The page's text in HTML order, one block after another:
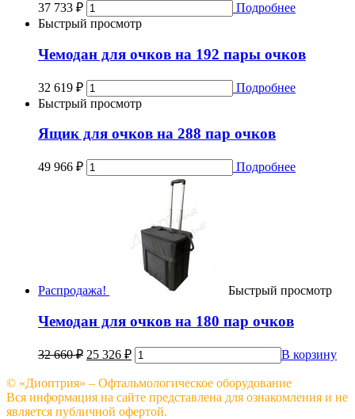
37 733 ₽
Подробнее
Быстрый просмотр
Чемодан для очков на 192 пары очков
32 619 ₽
Подробнее
Быстрый просмотр
Ящик для очков на 288 пар очков
49 966 ₽ Подробнее
Распродажа! Быстрый просмотр
Чемодан для очков на 180 пар очков
32 660₽ 25 326 ₽ В корзину
© «Диоптрия» – Офтальмологическое оборудование
Вся информация на сайте представлена для ознакомления и не
является публичной офертой.